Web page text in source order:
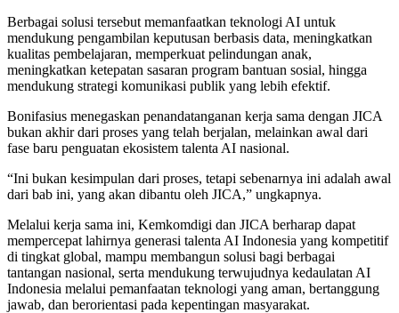
Berbagai solusi tersebut memanfaatkan teknologi AI untuk
mendukung pengambilan keputusan berbasis data, meningkatkan
kualitas pembelajaran, memperkuat pelindungan anak,
meningkatkan ketepatan sasaran program bantuan sosial, hingga
mendukung strategi komunikasi publik yang lebih efektif.
Bonifasius menegaskan penandatanganan kerja sama dengan JICA
bukan akhir dari proses yang telah berjalan, melainkan awal dari
fase baru penguatan ekosistem talenta AI nasional.
“Ini bukan kesimpulan dari proses, tetapi sebenarnya ini adalah awal
dari bab ini, yang akan dibantu oleh JICA,” ungkapnya.
Melalui kerja sama ini, Kemkomdigi dan JICA berharap dapat
mempercepat lahirnya generasi talenta AI Indonesia yang kompetitif
di tingkat global, mampu membangun solusi bagi berbagai
tantangan nasional, serta mendukung terwujudnya kedaulatan AI
Indonesia melalui pemanfaatan teknologi yang aman, bertanggung
jawab, dan berorientasi pada kepentingan masyarakat.